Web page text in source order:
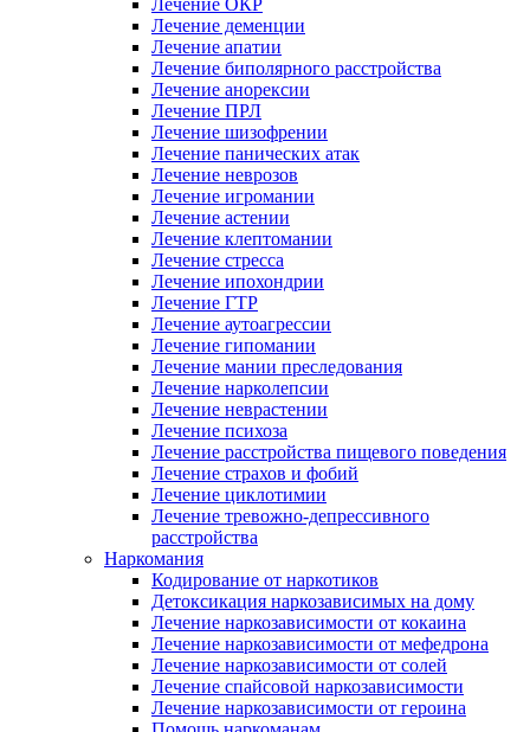
Лечение ОКР
Лечение деменции
Лечение апатии
Лечение биполярного расстройства
Лечение анорексии
Лечение ПРЛ
Лечение шизофрении
Лечение панических атак
Лечение неврозов
Лечение игромании
Лечение астении
Лечение клептомании
Лечение стресса
Лечение ипохондрии
Лечение ГТР
Лечение аутоагрессии
Лечение гипомании
Лечение мании преследования
Лечение нарколепсии
Лечение неврастении
Лечение психоза
Лечение расстройства пищевого поведения
Лечение страхов и фобий
Лечение циклотимии
Лечение тревожно-депрессивного
расстройства
Наркомания
Кодирование от наркотиков
Детоксикация наркозависимых на дому
Лечение наркозависимости от кокаина
Лечение наркозависимости от мефедрона
Лечение наркозависимости от солей
Лечение спайсовой наркозависимости
Лечение наркозависимости от героина